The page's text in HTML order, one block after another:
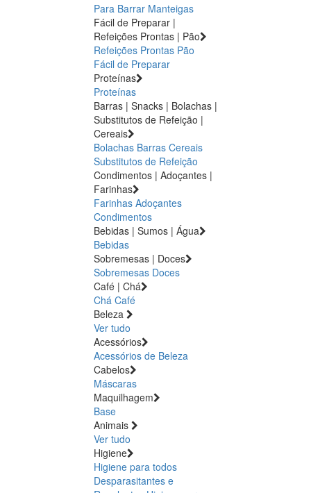
Para Barrar Manteigas
Fácil de Preparar |
Refeições Prontas | Pão
Refeições Prontas Pão
Fácil de Preparar
Proteínas
Proteínas
Barras | Snacks | Bolachas |
Substitutos de Refeição |
Cereais
Bolachas Barras Cereais
Substitutos de Refeição
Condimentos | Adoçantes |
Farinhas
Farinhas Adoçantes
Condimentos
Bebidas | Sumos | Água
Bebidas
Sobremesas | Doces
Sobremesas Doces
Café | Chá
Chá Café
Beleza
Ver tudo
Acessórios
Acessórios de Beleza
Cabelos
Máscaras
Maquilhagem
Base
Animais
Ver tudo
Higiene
Higiene para todos
Desparasitantes e